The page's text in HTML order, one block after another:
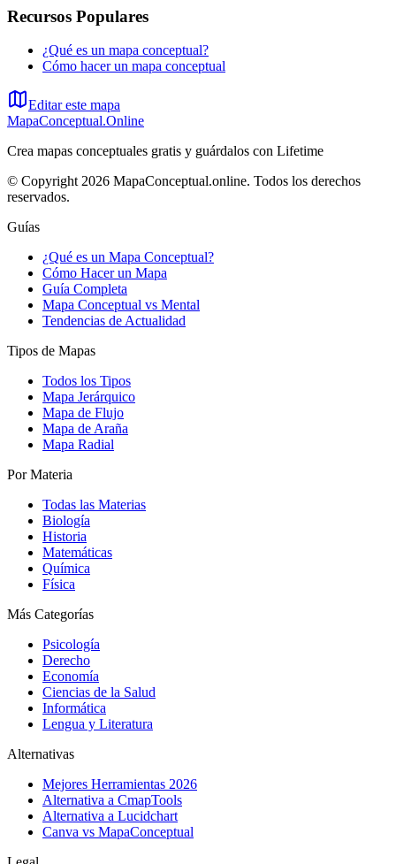
Recursos Populares
¿Qué es un mapa conceptual?
Cómo hacer un mapa conceptual
Editar este mapa
MapaConceptual.Online
Crea mapas conceptuales gratis y guárdalos con Lifetime
© Copyright 2026 MapaConceptual.online. Todos los derechos
reservados.
Guías
¿Qué es un Mapa Conceptual?
Cómo Hacer un Mapa
Guía Completa
Mapa Conceptual vs Mental
Tendencias de Actualidad
Tipos de Mapas
Todos los Tipos
Mapa Jerárquico
Mapa de Flujo
Mapa de Araña
Mapa Radial
Por Materia
Todas las Materias
Biología
Historia
Matemáticas
Química
Física
Más Categorías
Psicología
Derecho
Economía
Ciencias de la Salud
Informática
Lengua y Literatura
Alternativas
Mejores Herramientas 2026
Alternativa a CmapTools
Alternativa a Lucidchart
Canva vs MapaConceptual